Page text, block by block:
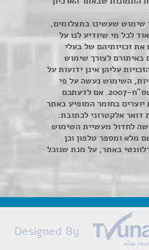
שימוש שעשינו בתצלומים,
לכל מי שיודיע לנו על
את זכויותיהם של בעלי
באיתורם לצורך שימוש
עליהן אינן ידועות על
השימוש נעשה על פי
סעיף 27א לחוק זכויות יוצרים תשס"ח-2007. אם לדעתכם
יוצרים בחומר המופיע באתר
אלקטרוני לכתובת:
לחדול מעשיית השימוש
מלא ומספר טלפון וכן
באתר, על מנת שנוכל
Designed By